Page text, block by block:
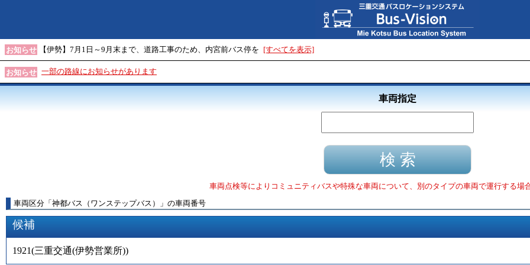
お知らせ 【伊勢】7月1日～9月末まで、道路工事のため、内宮前バス停を [すべてを表示]
お知らせ 一部の路線にお知らせがあります
車両指定
車両点検等によりコミュニティバスや特殊な車両について、別のタイプの車両で運行する場
車両区分 「 神都バス（ワンステップバス） 」 の車両番号
候補
1921(三重交通(伊勢営業所))